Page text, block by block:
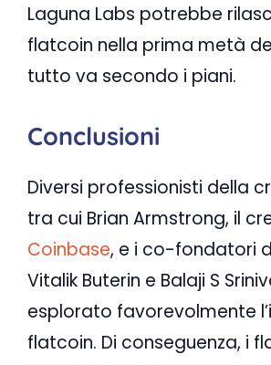
Laguna Labs potrebbe
flatcoin nella prima metà
tutto va secondo i piani.
Conclusioni
Diversi professionisti della
tra cui Brian Armstrong, il
Coinbase, e i co-fondatori
Vitalik Buterin e Balaji S
esplorato favorevolmente
flatcoin. Di conseguenza, i